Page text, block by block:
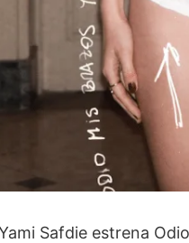
Safdie estrena